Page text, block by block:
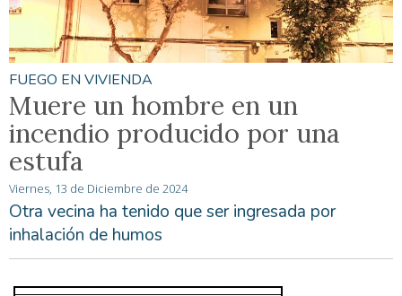
FUEGO EN VIVIENDA
Muere un hombre en un
incendio producido por una
estufa
Viernes, 13 de Diciembre de 2024
Otra vecina ha tenido que ser ingresada por
inhalación de humos